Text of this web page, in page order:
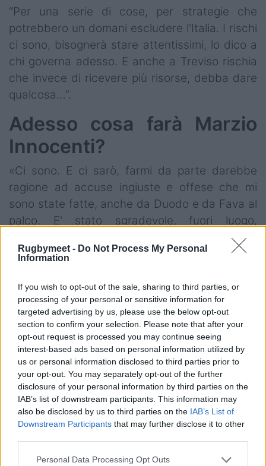
Rugbymeet - Do Not Process My Personal
Information
If you wish to opt-out of the sale, sharing to third parties, or
processing of your personal or sensitive information for
targeted advertising by us, please use the below opt-out
section to confirm your selection. Please note that after your
opt-out request is processed you may continue seeing
interest-based ads based on personal information utilized by
us or personal information disclosed to third parties prior to
your opt-out. You may separately opt-out of the further
disclosure of your personal information by third parties on the
IAB’s list of downstream participants. This information may
also be disclosed by us to third parties on the IAB’s List of
Downstream Participants that may further disclose it to other
Personal Data Processing Opt Outs
“Per una serie di cose, per strategie che
potrebbero un domani escludere l'Italia. I rischi
ci sono, bisognerà stare attentissimi, lo dico a
chi governa adesso. E anche a Treviso rischia
che invece di ricevere più risorse, debba dare
qualcosa…”.
Adesso cosa farà Marzio
Innocenti?
«Ci sono. E ci sarò, farmi da parte darebbe
ragione ad accuse ingiuste e offese che mi
sono state fatte, anche da Duodo e da Fava al
palco. E' stato sgradevole, fuori luogo,
pesantissimo. Come gli attacchi ingiusti e
infondati che da un anno mi sono piovuti
alimentare polemiche, voglio che il rugby resti
uno sport di valori, il bene più prezioso che ha,
da difendere a tutti i costi. Attenti, non è quella
degli insulti la strada giusta".
Diventerà oppositore?
“Sarò il convitato di pietra, vedrò cosa faranno
gli altri. Se faranno come, o meglio di me, potrò
davvero ritirarmi”.